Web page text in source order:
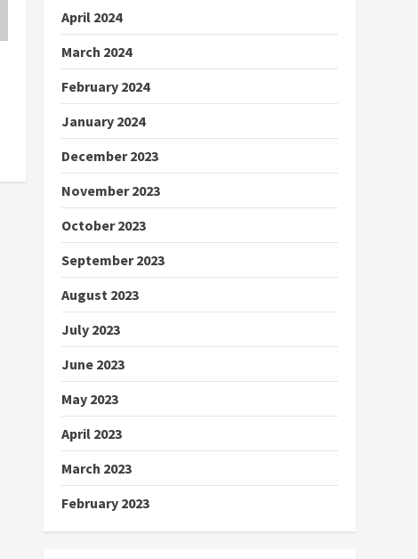
April 2024
March 2024
February 2024
January 2024
December 2023
November 2023
October 2023
September 2023
August 2023
July 2023
June 2023
May 2023
April 2023
March 2023
February 2023